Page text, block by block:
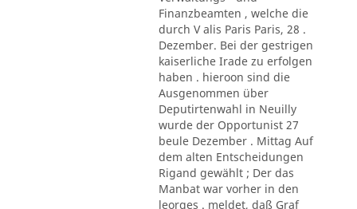
Finanzbeamten , welche die
durch V alis Paris Paris, 28 .
Dezember. Bei der gestrigen
kaiserliche Irade zu erfolgen
haben . hieroon sind die
Ausgenommen über
Deputirtenwahl in Neuilly
wurde der Opportunist 27
beule Dezember . Mittag Auf
dem alten Entscheidungen
Rigand gewählt ; Der das
Manbat war vorher in den
leorges . meldet, daß Graf